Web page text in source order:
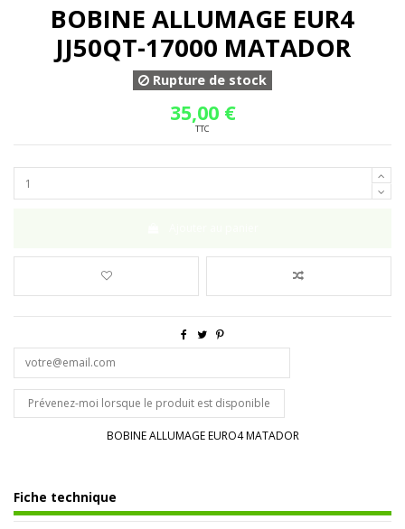
BOBINE ALLUMAGE EUR4
JJ50QT-17000 MATADOR
Rupture de stock
35,00 €
TTC
BOBINE ALLUMAGE EURO4 MATADOR
Fiche technique